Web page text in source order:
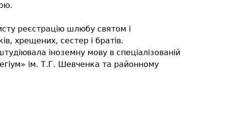
реєстрацію шлюбу святом і
хрещених, сестер і братів.
іноземну мову в спеціалізованій
ім. Т.Г. Шевченка та районному